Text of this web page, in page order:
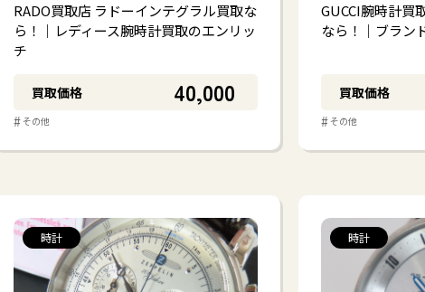
RADO買取店 ラドーインテグラル買取な
ら！｜レディース腕時計買取のエンリッ
チ
買取価格 40,000
#その他
GUCCI腕時計買
なら！｜ブラン
買取価格
#その他
時計 時計